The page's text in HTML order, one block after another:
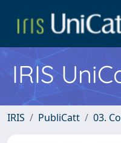
IRIS
IRIS PubliCatt 03.